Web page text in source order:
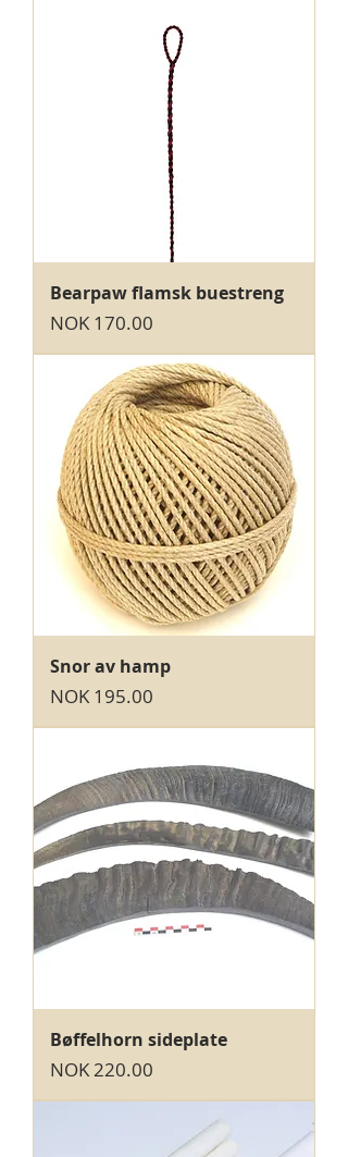
Bearpaw flamsk buestreng
Price
NOK 170.00
Snor av hamp
Price
NOK 195.00
Bøffelhorn sideplate
Price
NOK 220.00